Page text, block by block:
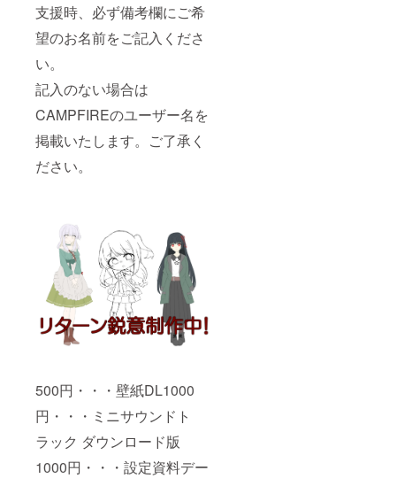
支援時、必ず備考欄にご希
望のお名前をご記入くださ
い。
記入のない場合は
CAMPFIREのユーザー名を
掲載いたします。ご了承く
ださい。
500円・・・壁紙DL1000
円・・・ミニサウンドト
ラック ダウンロード版
1000円・・・設定資料デー